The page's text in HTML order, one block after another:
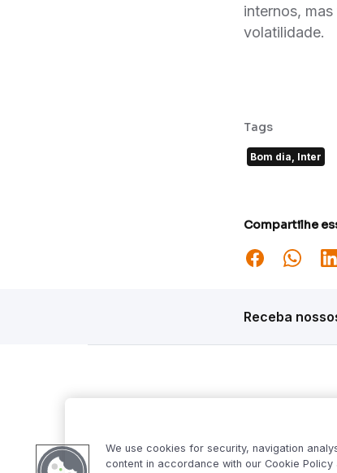
internos,
volatilidade.
Tags
Bom dia, Inter
Compartilhe
Receba
We use cookies for security, navigation
content in accordance with our Cookie